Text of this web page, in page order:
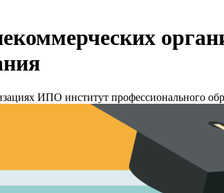
ИПО институт профессионального